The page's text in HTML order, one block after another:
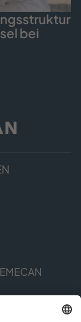
bei